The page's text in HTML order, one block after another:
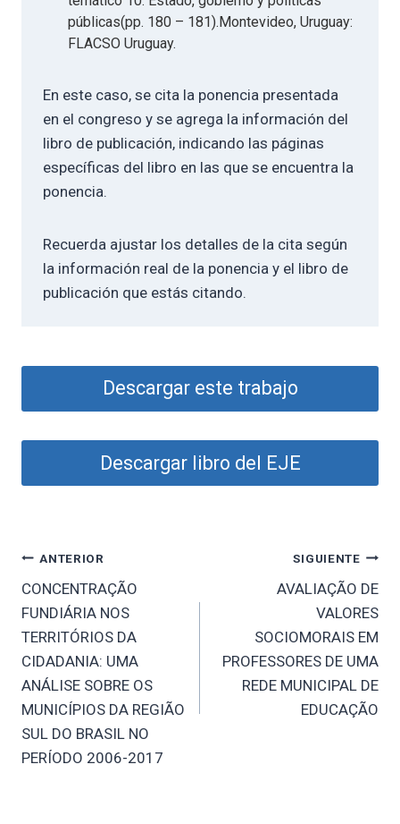
públicas(pp. 180 – 181).Montevideo, Uruguay:
FLACSO Uruguay.
En este caso, se cita la ponencia presentada
en el congreso y se agrega la información del
libro de publicación, indicando las páginas
específicas del libro en las que se encuentra la
ponencia.
Recuerda ajustar los detalles de la cita según
la información real de la ponencia y el libro de
publicación que estás citando.
Descargar este trabajo
Descargar libro del EJE
Navegación
de
entradas
ANTERIOR
CONCENTRAÇÃO
FUNDIÁRIA NOS
TERRITÓRIOS DA
CIDADANIA: UMA
ANÁLISE SOBRE OS
MUNICÍPIOS DA REGIÃO
SUL DO BRASIL NO
PERÍODO 2006-2017
SIGUIENTE
AVALIAÇÃO DE
VALORES
SOCIOMORAIS EM
PROFESSORES DE UMA
REDE MUNICIPAL DE
EDUCAÇÃO